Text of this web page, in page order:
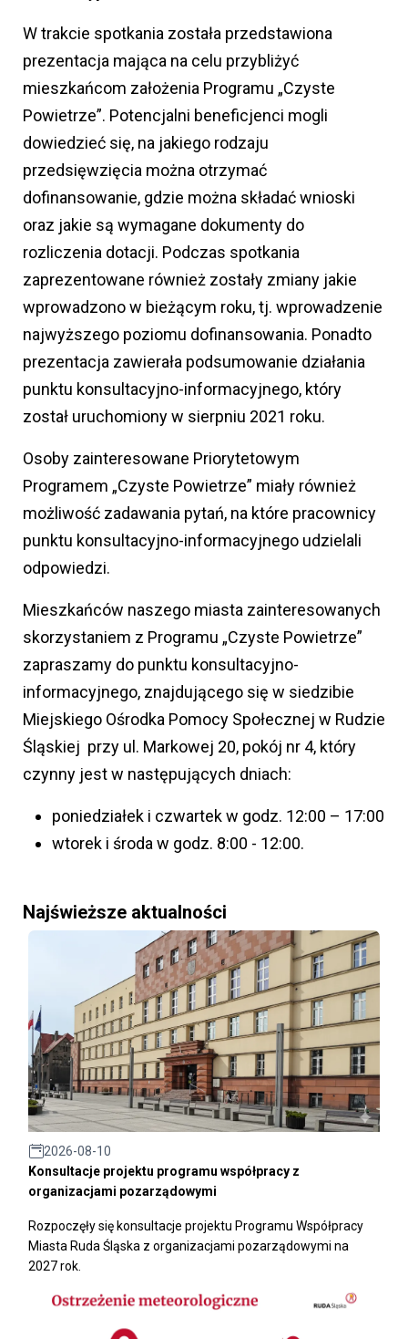
W trakcie spotkania została przedstawiona
prezentacja mająca na celu przybliżyć
mieszkańcom założenia Programu „Czyste
Powietrze”. Potencjalni beneficjenci mogli
dowiedzieć się, na jakiego rodzaju
przedsięwzięcia można otrzymać
dofinansowanie, gdzie można składać wnioski
oraz jakie są wymagane dokumenty do
rozliczenia dotacji. Podczas spotkania
zaprezentowane również zostały zmiany jakie
wprowadzono w bieżącym roku, tj. wprowadzenie
najwyższego poziomu dofinansowania. Ponadto
prezentacja zawierała podsumowanie działania
punktu konsultacyjno-informacyjnego, który
został uruchomiony w sierpniu 2021 roku.
Osoby zainteresowane Priorytetowym
Programem „Czyste Powietrze” miały również
możliwość zadawania pytań, na które pracownicy
punktu konsultacyjno-informacyjnego udzielali
odpowiedzi.
Mieszkańców naszego miasta zainteresowanych
skorzystaniem z Programu „Czyste Powietrze”
zapraszamy do punktu konsultacyjno-
informacyjnego, znajdującego się w siedzibie
Miejskiego Ośrodka Pomocy Społecznej w Rudzie
Śląskiej przy ul. Markowej 20, pokój nr 4, który
czynny jest w następujących dniach:
poniedziałek i czwartek w godz. 12:00 – 17:00
wtorek i środa w godz. 8:00 - 12:00.
Najświeższe aktualności
2026-08-10
Konsultacje projektu programu współpracy z
organizacjami pozarządowymi
Rozpoczęły się konsultacje projektu Programu Współpracy
Miasta Ruda Śląska z organizacjami pozarządowymi na
2027 rok.